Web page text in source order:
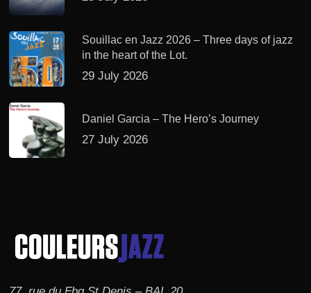
Souillac en Jazz 2026 – Three days of jazz
in the heart of the Lot.
29 July 2026
Daniel Garcia – The Hero’s Journey
27 July 2026